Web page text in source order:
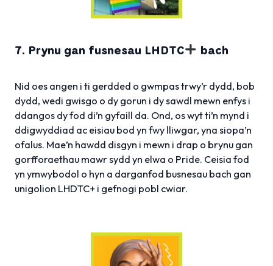
7. Prynu gan fusnesau LHDTC bach
Nid oes angen i ti gerdded o gwmpas trwy’r dydd, bob
dydd, wedi gwisgo o dy gorun i dy sawdl mewn enfys i
ddangos dy fod di’n gyfaill da. Ond, os wyt ti’n mynd i
ddigwyddiad ac eisiau bod yn fwy lliwgar, yna siopa’n
ofalus. Mae’n hawdd disgyn i mewn i drap o brynu gan
gorfforaethau mawr sydd yn elwa o Pride. Ceisia fod
yn ymwybodol o hyn a darganfod busnesau bach gan
unigolion LHDTC+ i gefnogi pobl cwiar.